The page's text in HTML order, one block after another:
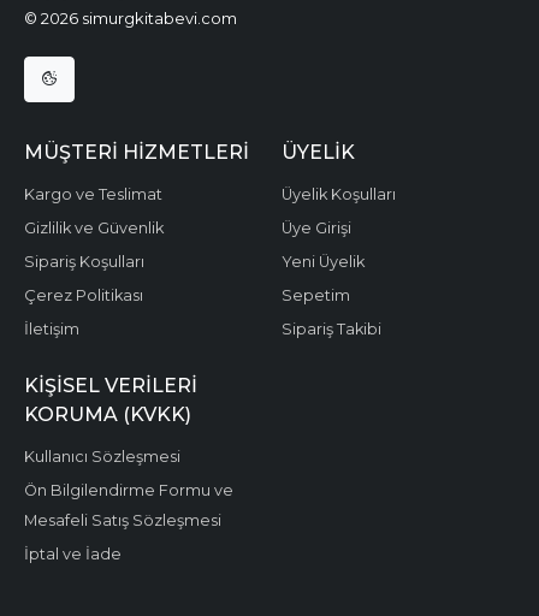
© 2026 simurgkitabevi.com
MÜŞTERI HIZMETLERI
Kargo ve Teslimat
Gizlilik ve Güvenlik
Sipariş Koşulları
Çerez Politikası
İletişim
ÜYELIK
Üyelik Koşulları
Üye Girişi
Yeni Üyelik
Sepetim
Sipariş Takibi
KIŞISEL VERILERI
KORUMA (KVKK)
Kullanıcı Sözleşmesi
Ön Bilgilendirme Formu ve
Mesafeli Satış Sözleşmesi
İptal ve İade